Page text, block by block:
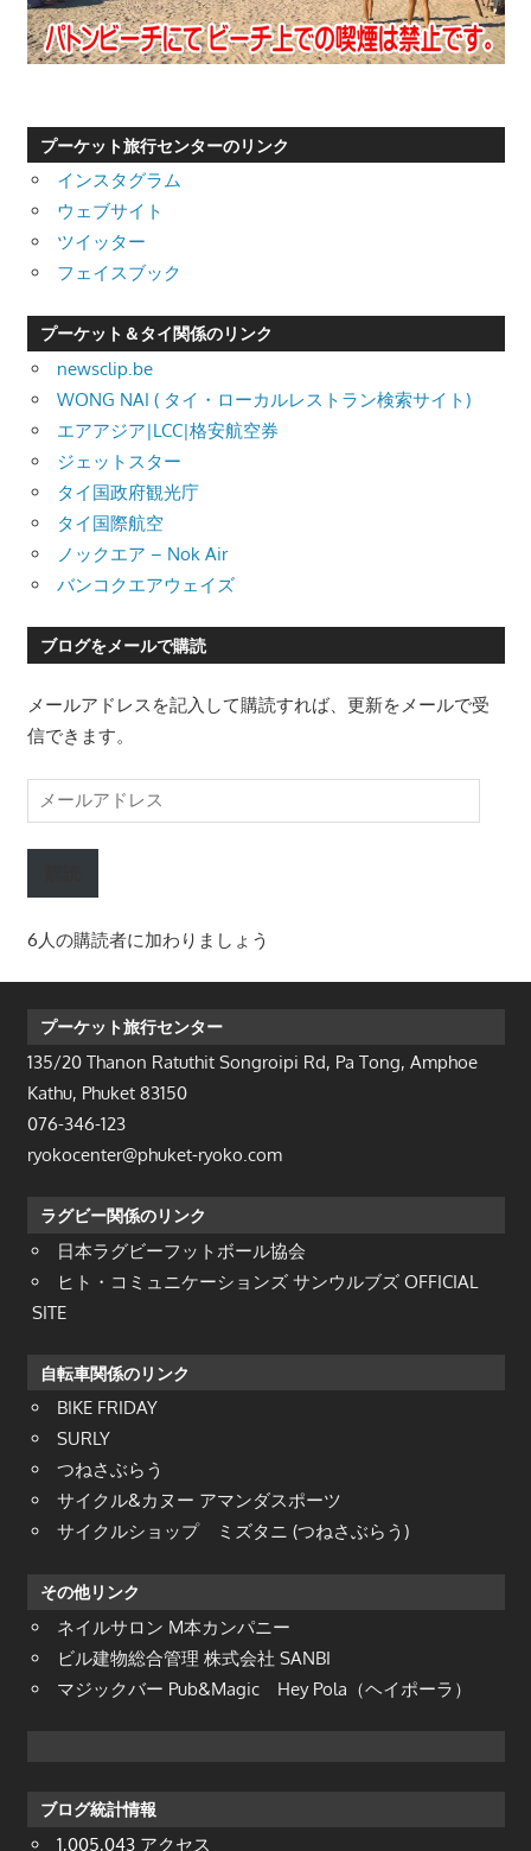
プーケット旅行センターのリンク
インスタグラム
ウェブサイト
ツイッター
フェイスブック
プーケット＆タイ関係のリンク
newsclip.be
WONG NAI ( タイ・ローカルレストラン検索サイト)
エアアジア|LCC|格安航空券
ジェットスター
タイ国政府観光庁
タイ国際航空
ノックエア – Nok Air
バンコクエアウェイズ
ブログをメールで購読
メールアドレスを記入して購読すれば、更新をメールで受
信できます。
ー
ル
レ
ス
6人の購読者に加わりましょう
プーケット旅行センター
135/20 Thanon Ratuthit Songroipi Rd, Pa Tong, Amphoe
Kathu, Phuket 83150
076-346-123
ryokocenter@phuket-ryoko.com
ラグビー関係のリンク
日本ラグビーフットボール協会
ヒト・コミュニケーションズ サンウルブズ OFFICIAL
SITE
自転車関係のリンク
BIKE FRIDAY
SURLY
つねさぶらう
サイクル&カヌー アマンダスポーツ
サイクルショップ ミズタニ (つねさぶらう)
その他リンク
ネイルサロン M本カンパニー
ビル建物総合管理 株式会社 SANBI
マジックバー Pub&Magic Hey Pola（ヘイポーラ）
ブログ統計情報
1,005,043 アクセス